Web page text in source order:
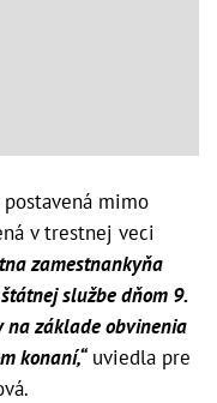
mimo
v trestnej veci
zamestnankyňa
službe dňom 9.
na základe obvinenia
konaní,“uviedla pre